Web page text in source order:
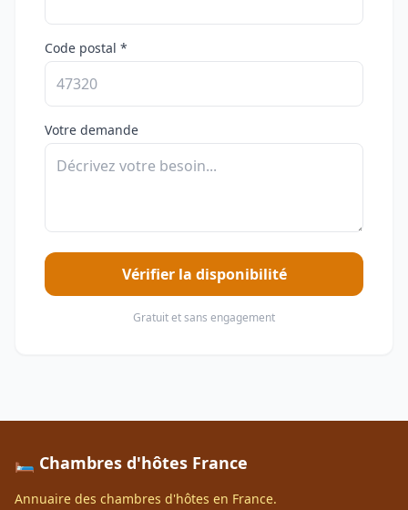
Code postal *
Votre demande
Vérifier la disponibilité
Gratuit et sans engagement
🛏️ Chambres d'hôtes France
Annuaire des chambres d'hôtes en France.